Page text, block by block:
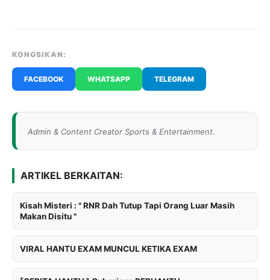
KONGSIKAN:
FACEBOOK WHATSAPP TELEGRAM
Admin & Content Creator Sports & Entertainment.
ARTIKEL BERKAITAN:
Kisah Misteri : " RNR Dah Tutup Tapi Orang Luar Masih
Makan Disitu "
VIRAL HANTU EXAM MUNCUL KETIKA EXAM